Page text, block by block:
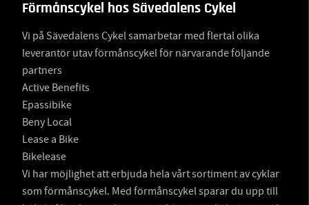
Förmånscykel hos Sävedalens Cykel
Vi på Sävedalens Cykel samarbetar med flertal olika
leverantör utav förmånscykel för närvarande följande
partners
Active Benefits
Epassibike
Beny Local
Lease a Bike
Bikelease
Vi har möjlighet att erbjuda hela vårt sortiment av cyklar
som förmånscykel. Med förmånscykel sparar du upp till